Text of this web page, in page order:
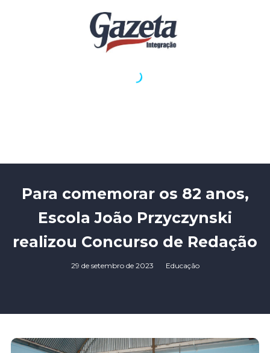
Para comemorar os 82 anos,
Escola João Przyczynski
realizou Concurso de Redação
29 de setembro de 2023 Educação